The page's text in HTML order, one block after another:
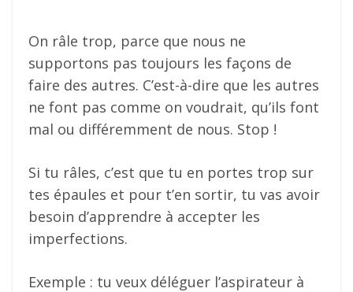
On râle trop, parce que nous ne
supportons pas toujours les façons de
faire des autres. C’est-à-dire que les autres
ne font pas comme on voudrait, qu’ils font
mal ou différemment de nous. Stop !
Si tu râles, c’est que tu en portes trop sur
tes épaules et pour t’en sortir, tu vas avoir
besoin d’apprendre à accepter les
imperfections.
Exemple : tu veux déléguer l’aspirateur à